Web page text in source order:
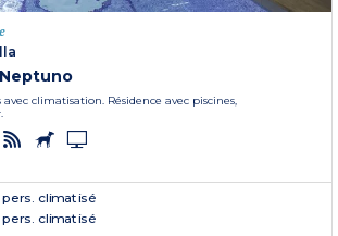
climatisation. Résidence avec piscines,
climatisé
climatisé